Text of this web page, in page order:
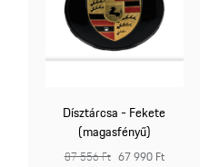
Dísztárcsa - Fekete
(magasfényű)
87 556 Ft 67 990 Ft